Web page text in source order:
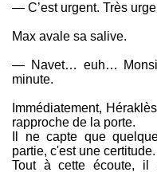
— C’est urgent. Très
Max avale sa salive.
— Navet… euh…
minute.
Immédiatement,
rapproche de la porte.
Il ne capte que
partie, c'est une certitude.
Tout à cette écoute, il